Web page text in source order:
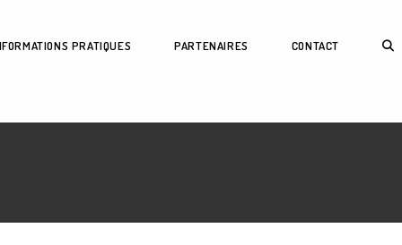
PRATIQUES PARTENAIRES CONTACT